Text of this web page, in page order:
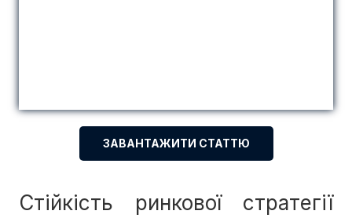
ЗАВАНТАЖИТИ СТАТТЮ
Стійкість ринкової стратегії